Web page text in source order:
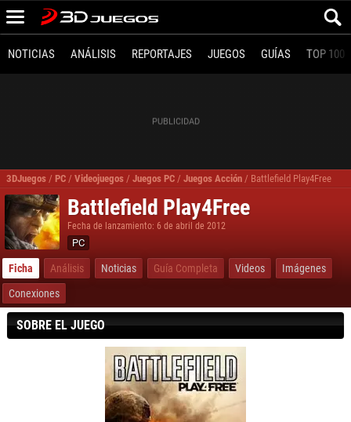
NOTICIAS ANÁLISIS REPORTAJES JUEGOS GUÍAS TOP 100
3DJuegos / PC / Videojuegos / Juegos PC / Juegos Acción / Battlefield Play4Free
Battlefield Play4Free
Fecha de lanzamiento: 6 de abril de 2012
PC
Ficha Análisis Noticias Guía Completa Videos
Imágenes
Conexiones
SOBRE EL JUEGO